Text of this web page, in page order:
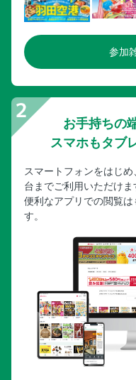
参加
お手持ちの
スマホもタブ
スマートフォンをはじ
台までご利用いただけま
便利なアプリでの閲覧
す。